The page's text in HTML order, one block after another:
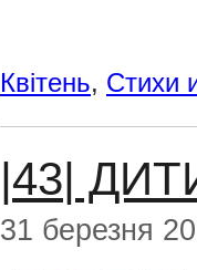
Квітень, Стихи
|43|
31 березня